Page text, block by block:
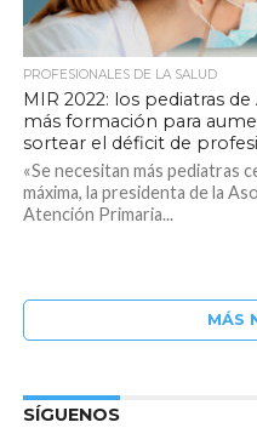
PROFESIONALES DE LA SALUD
MIR 2022: los pediatras
más formación para
sortear el déficit de
«Se necesitan más pediatras
máxima, la presidenta de la
Atención Primaria...
MÁS
SÍGUENOS